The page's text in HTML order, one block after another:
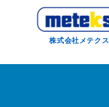
株式会社メテクス